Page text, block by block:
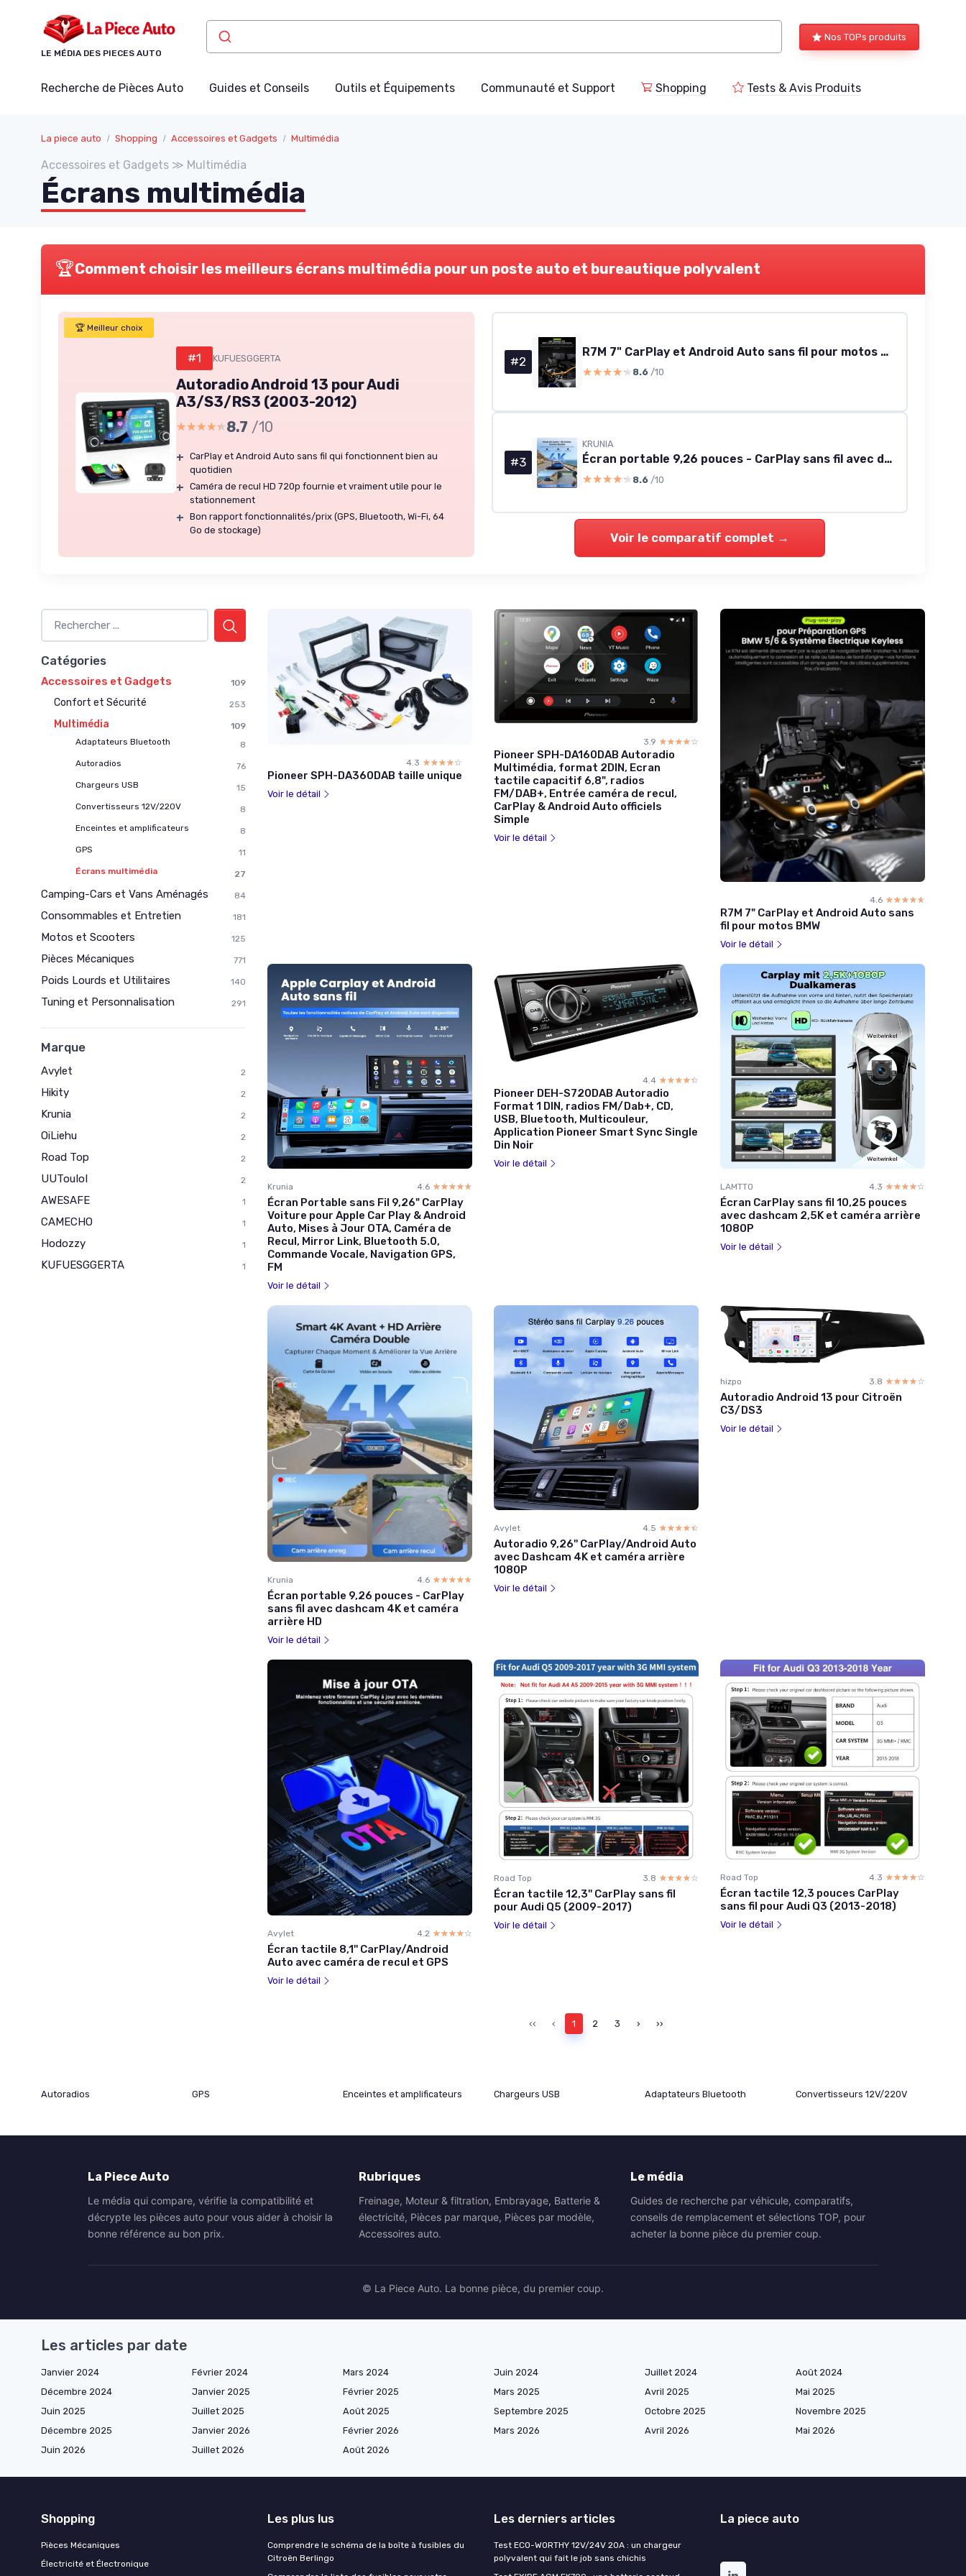
LE MÉDIA DES PIECES AUTO
Nos TOPs produits
Recherche de Pièces Auto Guides et Conseils Outils et Équipements Communauté et Support Shopping Tests & Avis Produits
La piece auto Shopping Accessoires et Gadgets Multimédia
Accessoires et Gadgets ≫ Multimédia
Écrans multimédia
🏆Comment choisir les meilleurs écrans multimédia pour un poste auto et bureautique polyvalent
🏆 Meilleur choix
#1 KUFUESGGERTA
Autoradio Android 13 pour Audi
A3/S3/RS3 (2003-2012)
★★★★★
★★★★★8.7 /10
+ CarPlay et Android Auto sans fil qui fonctionnent bien au
quotidien
+ Caméra de recul HD 720p fournie et vraiment utile pour le
stationnement
+ Bon rapport fonctionnalités/prix (GPS, Bluetooth, Wi-Fi, 64
Go de stockage)
#2
R7M 7" CarPlay et Android Auto sans fil pour motos BMW
★★★★★
★★★★★ 8.6 /10
#3
KRUNIA
Écran portable 9,26 pouces - CarPlay sans fil avec dashcam 4K et caméra arrière HD
★★★★★
★★★★★ 8.6 /10
Voir le comparatif complet →
Catégories
Accessoires et Gadgets 109
Confort et Sécurité 253
Multimédia
109
Adaptateurs Bluetooth
8
Autoradios
76
Chargeurs USB
15
Convertisseurs 12V/220V
8
Enceintes et amplificateurs
8
GPS
11
Écrans multimédia
27
Camping-Cars et Vans Aménagés 84
Consommables et Entretien 181
Motos et Scooters 125
Pièces Mécaniques 771
Poids Lourds et Utilitaires 140
Tuning et Personnalisation 291
Marque
Avylet 2
Hikity 2
Krunia 2
OiLiehu 2
Road Top 2
UUTouIoI 2
AWESAFE 1
CAMECHO 1
Hodozzy 1
KUFUESGGERTA 1
4.3 ☆☆☆☆☆
★★★★★
Pioneer SPH-DA360DAB taille unique
Voir le détail
3.9 ☆☆☆☆☆
★★★★★
Pioneer SPH-DA160DAB Autoradio
Multimédia, format 2DIN, Ecran
tactile capacitif 6,8", radios
FM/DAB+, Entrée caméra de recul,
CarPlay & Android Auto officiels
Simple
Voir le détail
4.6 ☆☆☆☆☆
★★★★★
R7M 7" CarPlay et Android Auto sans
fil pour motos BMW
Voir le détail
Krunia 4.6 ☆☆☆☆☆
★★★★★
Écran Portable sans Fil 9,26" CarPlay
Voiture pour Apple Car Play & Android
Auto, Mises à Jour OTA, Caméra de
Recul, Mirror Link, Bluetooth 5.0,
Commande Vocale, Navigation GPS,
FM
Voir le détail
4.4 ☆☆☆☆☆
★★★★★
Pioneer DEH-S720DAB Autoradio
Format 1 DIN, radios FM/Dab+, CD,
USB, Bluetooth, Multicouleur,
Application Pioneer Smart Sync Single
Din Noir
Voir le détail
LAMTTO 4.3 ☆☆☆☆☆
★★★★★
Écran CarPlay sans fil 10,25 pouces
avec dashcam 2,5K et caméra arrière
1080P
Voir le détail
Krunia 4.6 ☆☆☆☆☆
★★★★★
Écran portable 9,26 pouces - CarPlay
sans fil avec dashcam 4K et caméra
arrière HD
Voir le détail
Avylet 4.5 ☆☆☆☆☆
★★★★★
Autoradio 9,26'' CarPlay/Android Auto
avec Dashcam 4K et caméra arrière
1080P
Voir le détail
hizpo 3.8 ☆☆☆☆☆
★★★★★
Autoradio Android 13 pour Citroën
C3/DS3
Voir le détail
Avylet 4.2 ☆☆☆☆☆
★★★★★
Écran tactile 8,1'' CarPlay/Android
Auto avec caméra de recul et GPS
Voir le détail
Road Top 3.8 ☆☆☆☆☆
★★★★★
Écran tactile 12,3'' CarPlay sans fil
pour Audi Q5 (2009-2017)
Voir le détail
Road Top 4.3 ☆☆☆☆☆
★★★★★
Écran tactile 12,3 pouces CarPlay
sans fil pour Audi Q3 (2013-2018)
Voir le détail
‹‹ ‹ 1 2 3 › ››
Autoradios GPS Enceintes et amplificateurs Chargeurs USB Adaptateurs Bluetooth Convertisseurs 12V/220V
La Piece Auto
Le média qui compare, vérifie la compatibilité et
décrypte les pièces auto pour vous aider à choisir la
bonne référence au bon prix.
Rubriques
Freinage, Moteur & filtration, Embrayage, Batterie &
électricité, Pièces par marque, Pièces par modèle,
Accessoires auto.
Le média
Guides de recherche par véhicule, comparatifs,
conseils de remplacement et sélections TOP, pour
acheter la bonne pièce du premier coup.
© La Piece Auto. La bonne pièce, du premier coup.
Les articles par date
Janvier 2024 Février 2024 Mars 2024 Juin 2024 Juillet 2024
Août 2024
Décembre 2024
Janvier 2025 Février 2025 Mars 2025 Avril 2025
Mai 2025
Juin 2025
Juillet 2025 Août 2025 Septembre 2025 Octobre 2025
Novembre 2025
Décembre 2025
Janvier 2026 Février 2026 Mars 2026 Avril 2026
Mai 2026
Juin 2026
Juillet 2026 Août 2026
Shopping
Pièces Mécaniques
Électricité et Électronique
Les plus lus
Comprendre le schéma de la boîte à fusibles du
Citroën Berlingo
Les derniers articles
Test ECO-WORTHY 12V/24V 20A : un chargeur
polyvalent qui fait le job sans chichis
La piece auto